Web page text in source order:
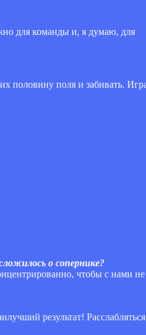
для команды и, я думаю, для
половину поля и забивать.
о сопернике?
чтобы с нами не
результат! Расслабляться